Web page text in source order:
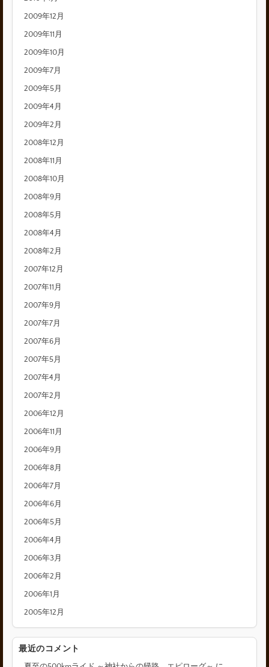
2009年12月
2009年11月
2009年10月
2009年7月
2009年5月
2009年4月
2009年2月
2008年12月
2008年11月
2008年10月
2008年9月
2008年5月
2008年4月
2008年2月
2007年12月
2007年11月
2007年9月
2007年7月
2007年6月
2007年5月
2007年4月
2007年2月
2006年12月
2006年11月
2006年9月
2006年8月
2006年7月
2006年6月
2006年5月
2006年4月
2006年3月
2006年2月
2006年1月
2005年12月
最近のコメント